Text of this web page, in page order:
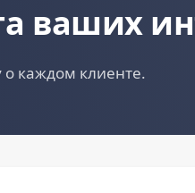
ваших
о каждом клиенте.